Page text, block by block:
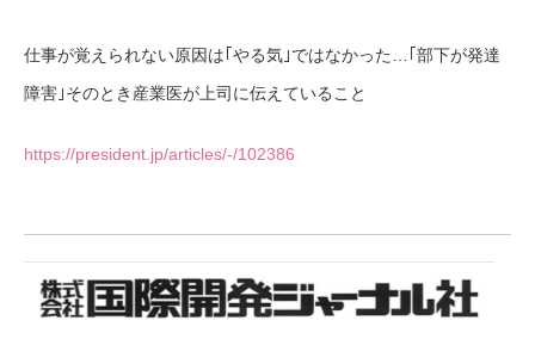
仕事が覚えられない原因は｢やる気｣ではなかった…｢部下が発達
障害｣そのとき産業医が上司に伝えていること
https://president.jp/articles/-/102386